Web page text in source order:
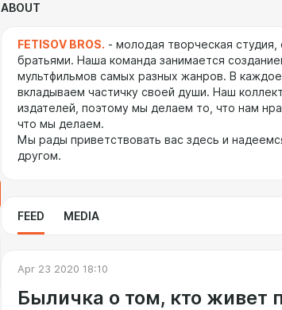
ABOUT
FETISOV BROS. - молодая творческая студия,
братьями. Наша команда занимается
мультфильмов самых разных жанров. В
вкладываем частичку своей души. Наш
издателей, поэтому мы делаем то, что нам
что мы делаем.
Мы рады приветствовать вас здесь и
другом.
FEED MEDIA
Apr 23 2020 18:10
Быличка о том, кто живет